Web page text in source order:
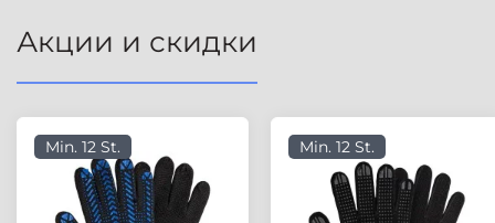
Акции и скидки
Min. 12 St. Min. 12 St.